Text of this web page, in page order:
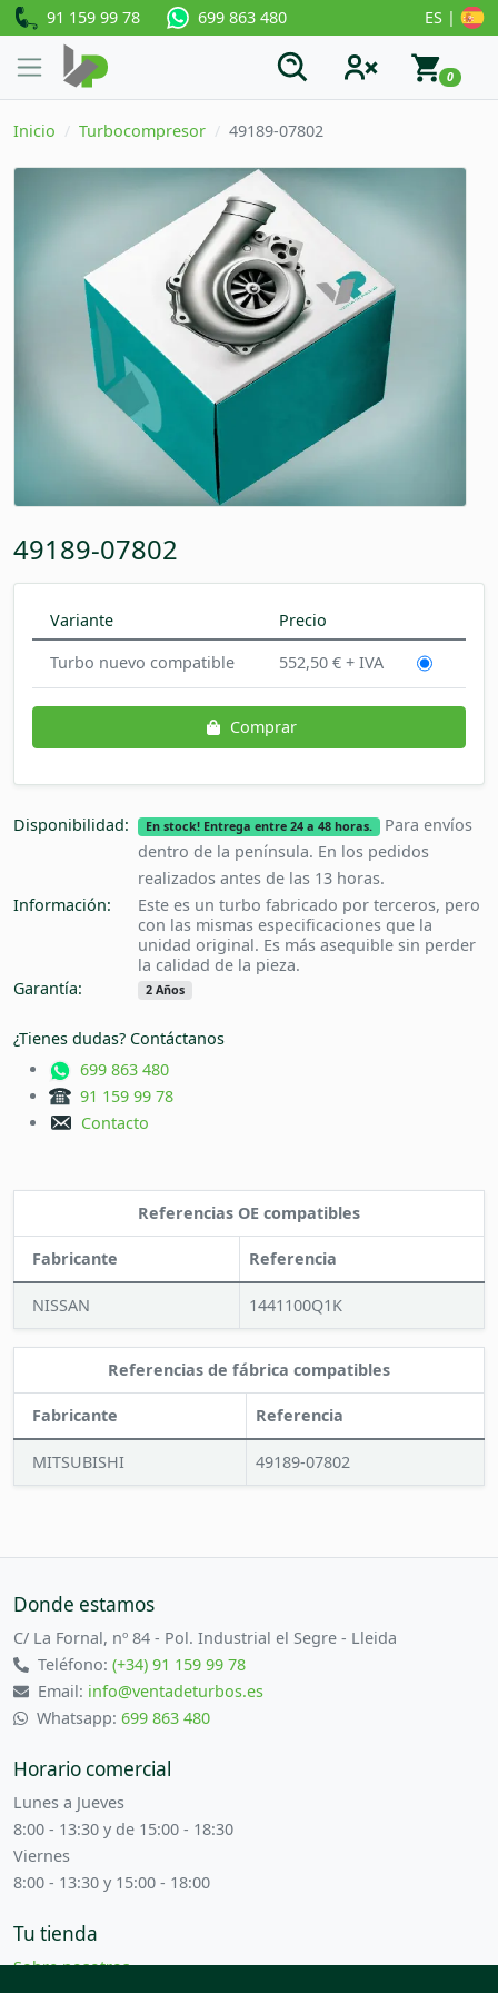
91 159 99 78 699 863 480 ES |
0
Inicio Turbocompresor 49189-07802
49189-07802
Variante
Precio
Turbo nuevo compatible
552,50 € + IVA
Comprar
Disponibilidad: En stock! Entrega entre 24 a 48 horas.
Para envíos
dentro de la península. En los pedidos
realizados antes de las 13 horas.
Información:
Este es un turbo fabricado por terceros, pero
con las mismas especificaciones que la
unidad original. Es más asequible sin perder
la calidad de la pieza.
Garantía:
2 Años
¿Tienes dudas? Contáctanos
699 863 480
91 159 99 78
Contacto
Referencias OE compatibles
Fabricante Referencia
NISSAN 1441100Q1K
Referencias de fábrica compatibles
Fabricante Referencia
MITSUBISHI 49189-07802
Donde estamos
C/ La Fornal, nº 84 - Pol. Industrial el Segre - Lleida
Teléfono:(+34) 91 159 99 78
Email: info@ventadeturbos.es
Whatsapp: 699 863 480
Horario comercial
Lunes a Jueves
8:00 - 13:30 y de 15:00 - 18:30
Viernes
8:00 - 13:30 y 15:00 - 18:00
Tu tienda
Sobre nosotros